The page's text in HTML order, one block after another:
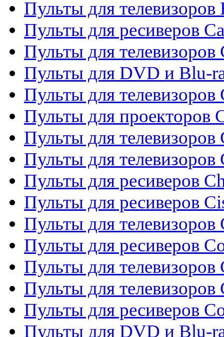
Пульты для телевизоров
Пульты для ресиверов
Пульты для телевизоров
Пульты для DVD и Blu-
Пульты для телевизоров
Пульты для проекторов
Пульты для телевизоров
Пульты для телевизоров
Пульты для ресиверов
Пульты для ресиверов
Пульты для телевизоров
Пульты для ресиверов
Пульты для телевизоров
Пульты для телевизоров
Пульты для ресиверов
Пульты для DVD и Blu-